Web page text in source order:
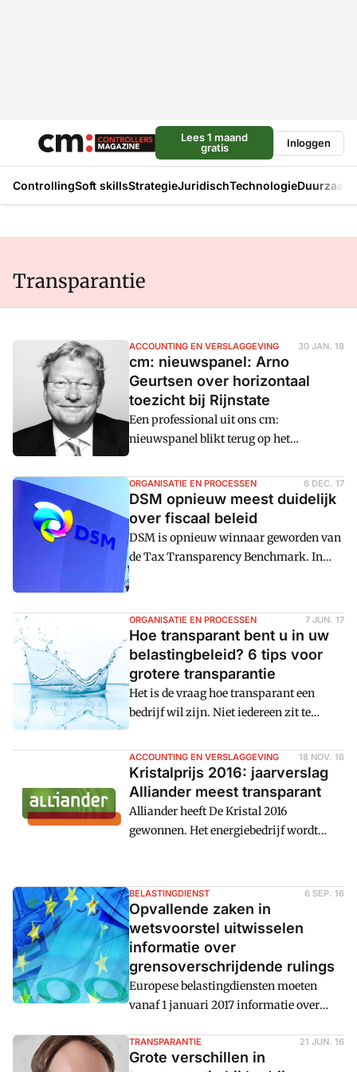
Lees 1 maand
gratis
Inloggen
ControllingSoft skillsStrategieJuridischTechnologie
Transparantie
ACCOUNTING EN VERSLAGGEVING 30 JAN. 18
cm: nieuwspanel: Arno
Geurtsen over horizontaal
toezicht bij Rijnstate
Een professional uit ons cm:
nieuwspanel blikt terug op het
belangrijkste nieuws. Ditmaal werd
Arno Geurtsen, verantwoordelijk voor de
portefeuille beroepsontwikkelingen van
de VRC, getriggerd door het artikel over
Rijnstate. Hij is namelijk gefocust op
ICT-toepassingen die kunnen helpen bij
het beperken van financiu00eble lasten.
Het Arnhemse ziekenhuis weet via
horizontaal toezicht haar
administratieve lasten te beperken.
ORGANISATIE EN PROCESSEN 6 DEC. 17
DSM opnieuw meest duidelijk
over fiscaal beleid
DSM is opnieuw winnaar geworden van
de Tax Transparency Benchmark. In
totaal werden 76 Nederlandse
beursgenoteerde bedrijven onderzocht.
ORGANISATIE EN PROCESSEN 7 JUN. 17
Hoe transparant bent u in uw
belastingbeleid? 6 tips voor
grotere transparantie
Het is de vraag hoe transparant een
bedrijf wil zijn. Niet iedereen zit te
wachten op openheid over betalingen,
interne regelingen en belastingkeuzes.
Tegelijkertijd wordt de roep om tax
transparency steeds sterker.
ACCOUNTING EN VERSLAGGEVING 18 NOV. 16
Kristalprijs 2016: jaarverslag
Alliander meest transparant
Alliander heeft De Kristal 2016
gewonnen. Het energiebedrijf wordt
Schiphol, de NS completeert het podium.
Vorig jaar bestond de top-3 uit Akzo
Nobel, Philips en Unilever.
BELASTINGDIENST 6 SEP. 16
Opvallende zaken in
wetsvoorstel uitwisselen
informatie over
grensoverschrijdende rulings
Europese belastingdiensten moeten
vanaf 1 januari 2017 informatie over
verrekenprijsafspraken met elkaar
uitwisselen. Het beoogde doel:
TRANSPARANTIE 21 JUN. 16
Grote verschillen in